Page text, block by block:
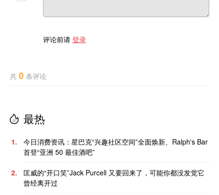
评论前请 登录
共 0 条评论
最热
1.
今日消费资讯：星巴克“兴趣社区空间”全面焕新、Ralph's Bar
首登“亚洲 50 最佳酒吧”
2.
匡威的“开口笑”Jack Purcell 又要回来了，可能你都没发觉它
曾经离开过